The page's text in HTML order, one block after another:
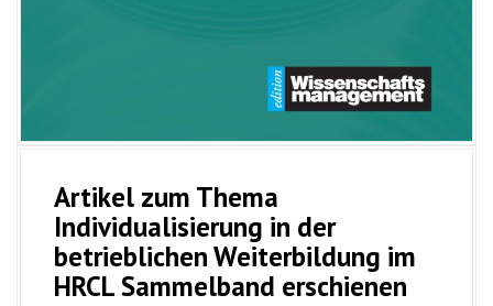
Artikel zum Thema
Individualisierung in der
betrieblichen Weiterbildung im
HRCL Sammelband erschienen